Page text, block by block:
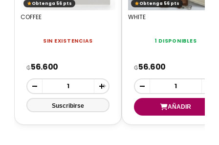
Obtenga 56 pts
COFFEE
SIN EXISTENCIAS
₲56.600
- +
Obtenga 56 pts
WHITE
1 DISPONIBLES
₲56.600
-